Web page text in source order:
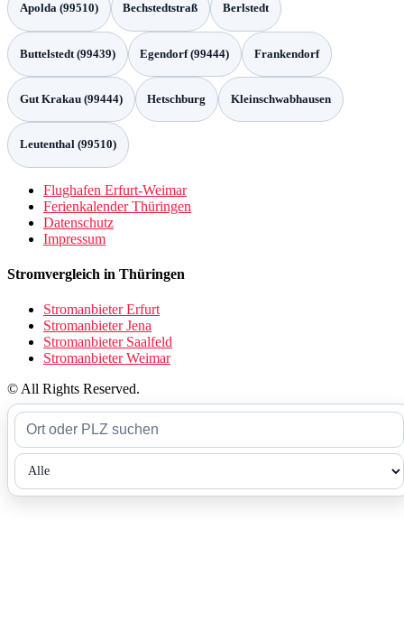
Apolda (99510) Bechstedtstraß Berlstedt
Buttelstedt (99439) Egendorf (99444) Frankendorf
Gut Krakau (99444) Hetschburg Kleinschwabhausen
Leutenthal (99510)
Flughafen Erfurt-Weimar
Ferienkalender Thüringen
Datenschutz
Impressum
Stromvergleich in Thüringen
Stromanbieter Erfurt
Stromanbieter Jena
Stromanbieter Saalfeld
Stromanbieter Weimar
© All Rights Reserved.